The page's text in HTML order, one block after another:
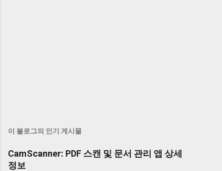
이 블로그의 인기 게시물
CamScanner: PDF 스캔 및 문서 관리 앱 상세
정보